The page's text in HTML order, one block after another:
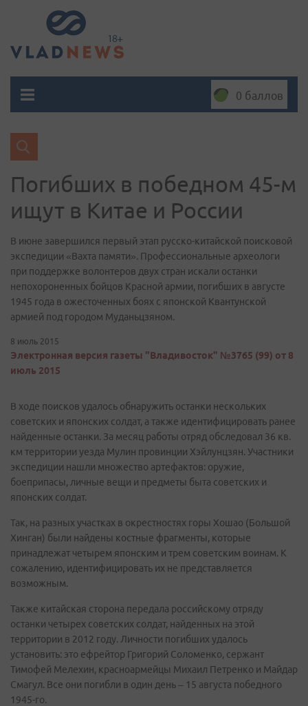
0 баллов
Погибших в победном 45-м
ищут в Китае и России
В июне завершился первый этап русско-китайской поисковой
экспедиции «Вахта памяти». Профессиональные археологи
при поддержке волонтеров двух стран искали останки
непохороненных бойцов Красной армии, погибших в августе
1945 года в ожесточенных боях с японской Квантунской
армией под городом Муданьцзяном.
8 июль 2015
Электронная версия газеты "Владивосток" №3765 (99) от 8
июль 2015
В ходе поисков удалось обнаружить останки нескольких
советских и японских солдат, а также идентифицировать ранее
найденные останки. За месяц работы отряд обследовал 36 кв.
км территории уезда Мулин провинции Хэйлунцзян. Участники
экспедиции нашли множество артефактов: оружие,
боеприпасы, личные вещи и предметы быта советских и
японских солдат.
Так, на разных участках в окрестностях горы Хошао (Большой
Хинган) были найдены костные фрагменты, которые
принадлежат четырем японским и трем советским воинам. К
сожалению, идентифицировать их не представляется
возможным.
Также китайская сторона передала российскому отряду
останки четырех советских солдат, найденных на этой
территории в 2012 году. Личности погибших удалось
установить: это ефрейтор Григорий Соломенко, сержант
Тимофей Мелехин, красноармейцы Михаил Петренко и Майдар
Смагул. Все они погибли в один день – 15 августа победного
1945-го.